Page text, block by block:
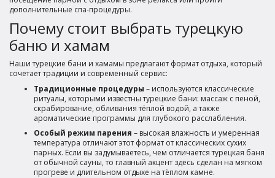
дополнительные спа-процедуры.
Почему стоит выбрать турецкую
баню и хамам
Наши турецкие бани и хамамы предлагают формат отдыха, который
сочетает традиции и современный сервис:
Традиционные процедуры – используются классические
ритуалы, которыми известны турецкие бани: массаж с пеной,
скрабирование, обливания тёплой водой, а также
ароматические программы для глубокого расслабления.
Особый режим парения – высокая влажность и умеренная
температура отличают этот формат от классических сухих
парных. Если вы задумываетесь, чем отличается турецкая баня
от обычной сауны, то главный акцент здесь сделан на мягком
прогреве и длительном отдыхе на тёплом камне.